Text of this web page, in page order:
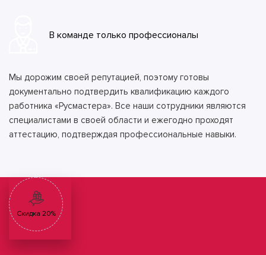
В команде только профессионалы
Мы дорожим своей репутацией, поэтому готовы
документально подтвердить квалификацию каждого
работника «Русмастера». Все наши сотрудники являются
специалистами в своей области и ежегодно проходят
аттестацию, подтверждая профессиональные навыки.
Скидка 20%